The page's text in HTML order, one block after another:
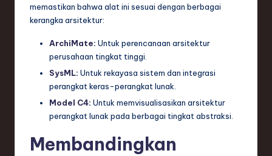
memastikan bahwa alat ini sesuai dengan berbagai
kerangka arsitektur:
ArchiMate: Untuk perencanaan arsitektur
perusahaan tingkat tinggi.
SysML: Untuk rekayasa sistem dan integrasi
perangkat keras-perangkat lunak.
Model C4: Untuk memvisualisasikan arsitektur
perangkat lunak pada berbagai tingkat abstraksi.
Membandingkan